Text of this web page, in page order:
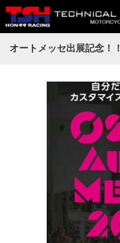
オートメッセ出展記念！！